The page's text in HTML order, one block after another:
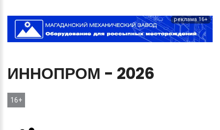
реклама 16+
ИННОПРОМ - 2026
16+